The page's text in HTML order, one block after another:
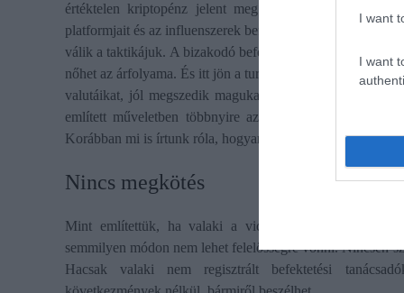
I want
I want
értéktelen kriptopénz jelent meg a digitális tőzsdén.
platformjait és az influenszerek befolyását kihasználva
válik a taktikájuk. A bizakodó befektetők gyorsan
nőhet az árfolyama. És itt jön a turpisság. Amint megugrik
valutáikat, jól megszedik magukat, a token értéke ez
említett műveletben többnyire az influenszerek is
Korábban mi is írtunk róla, hogyan lehet beazonosítani a
Nincs megkötés
Mint említettük, ha valaki a videója elején közli, hogy
semmilyen módon nem lehet felelősségre vonni. Nincsen
Hacsak valaki nem regisztrált befektetési